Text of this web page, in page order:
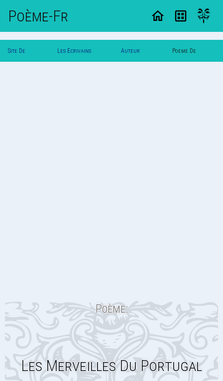
Poème-Fr
Site De Les Ecrivains Auteur Poeme De
Poème:
Les Merveilles Du Portugal